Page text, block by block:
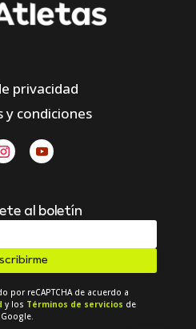
privacidad
y condiciones
al boletín
por reCAPTCHA de acuerdo a
y los Términos de servicios de
Google.